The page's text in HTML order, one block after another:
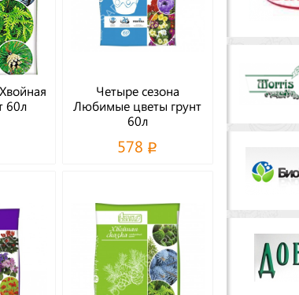
60л
Четыре сезона
Любимые цветы грунт
60л
578